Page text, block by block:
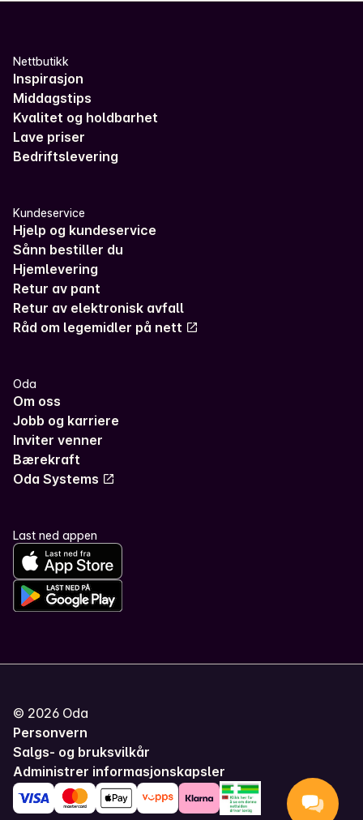
Nettbutikk
Inspirasjon
Middagstips
Kvalitet og holdbarhet
Lave priser
Bedriftslevering
Kundeservice
Hjelp og kundeservice
Sånn bestiller du
Hjemlevering
Retur av pant
Retur av elektronisk avfall
Råd om legemidler på nett
Oda
Om oss
Jobb og karriere
Inviter venner
Bærekraft
Oda Systems
Last ned appen
© 2026 Oda
Personvern
Salgs- og bruksvilkår
Administrer informasjonskapsler